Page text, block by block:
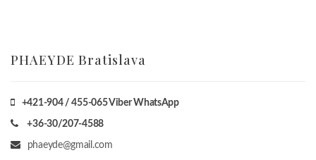
PHAEYDE Bratislava
+421-904 / 455-065 Viber WhatsApp
+36-30/207-4588
phaeyde@gmail.com